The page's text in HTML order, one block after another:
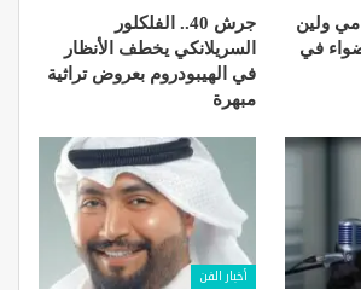
ولين
في
جرش 40.. الفلكلور
السريلانكي يخطف الأنظار
في الهيبودروم بعروض تراثية
مبهرة
أخبار الفن